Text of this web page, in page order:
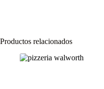
Productos relacionados